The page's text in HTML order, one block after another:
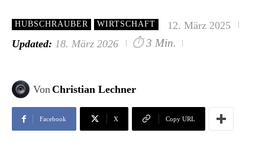
HUBSCHRAUBER WIRTSCHAFT
12. März 2025
Updated: 18. März 2026 ⏱ 3 Min.
VonChristian Lechner
Facebook X Copy URL